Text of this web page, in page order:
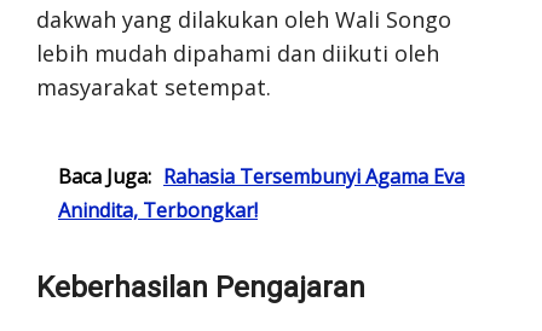
dakwah yang dilakukan oleh Wali Songo
lebih mudah dipahami dan diikuti oleh
masyarakat setempat.
Baca Juga: Rahasia Tersembunyi Agama Eva
Anindita, Terbongkar!
Keberhasilan Pengajaran